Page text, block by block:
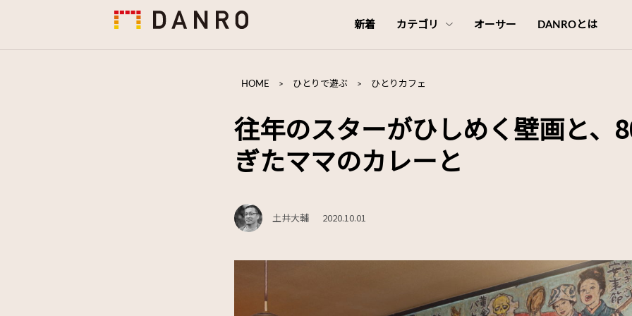
新着 カテゴリ オーサー DANROとは
HOME > ひとりで遊ぶ > ひとりカフェ
往年のスターがひしめく壁画と、
ぎたママのカレーと
土井大輔 2020.10.01